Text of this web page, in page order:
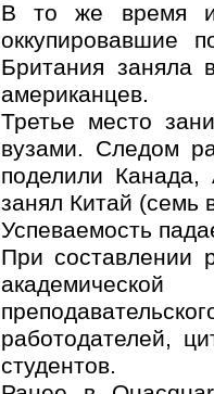
В то же время
оккупировавшие
Британия заняла
американцев.
Третье место
вузами. Следом
поделили
занял Китай (семь
Успеваемость
При составлении
работодателей,
студентов.